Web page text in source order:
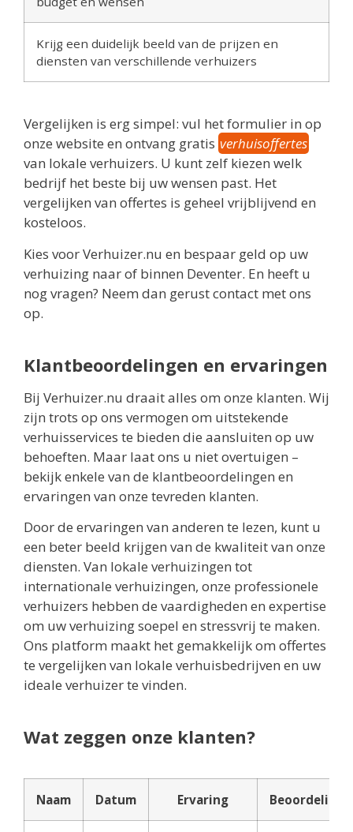
Krijg een duidelijk beeld van de prijzen en
diensten van verschillende verhuizers
Vergelijken is erg simpel: vul het formulier in op
onze website en ontvang gratis verhuisoffertes
van lokale verhuizers. U kunt zelf kiezen welk
bedrijf het beste bij uw wensen past. Het
vergelijken van offertes is geheel vrijblijvend en
kosteloos.
Kies voor Verhuizer.nu en bespaar geld op uw
verhuizing naar of binnen Deventer. En heeft u
nog vragen? Neem dan gerust contact met ons
op.
Klantbeoordelingen en ervaringen
Bij Verhuizer.nu draait alles om onze klanten. Wij
zijn trots op ons vermogen om uitstekende
verhuisservices te bieden die aansluiten op uw
behoeften. Maar laat ons u niet overtuigen –
bekijk enkele van de klantbeoordelingen en
ervaringen van onze tevreden klanten.
Door de ervaringen van anderen te lezen, kunt u
een beter beeld krijgen van de kwaliteit van onze
diensten. Van lokale verhuizingen tot
internationale verhuizingen, onze professionele
verhuizers hebben de vaardigheden en expertise
om uw verhuizing soepel en stressvrij te maken.
Ons platform maakt het gemakkelijk om offertes
te vergelijken van lokale verhuisbedrijven en uw
ideale verhuizer te vinden.
Wat zeggen onze klanten?
Naam Datum Ervaring Beoordeling